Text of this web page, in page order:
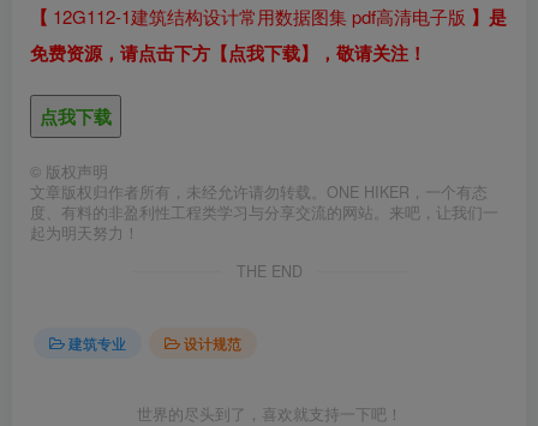
【 12G112-1建筑结构设计常用数据图集 pdf高清电子版 】是
免费资源，请点击下方【点我下载】，敬请关注！
点我下载
© 版权声明
文章版权归作者所有，未经允许请勿转载。ONE HIKER，一个有态
度、有料的非盈利性工程类学习与分享交流的网站。来吧，让我们一
起为明天努力！
THE END
建筑专业 设计规范
世界的尽头到了，喜欢就支持一下吧！